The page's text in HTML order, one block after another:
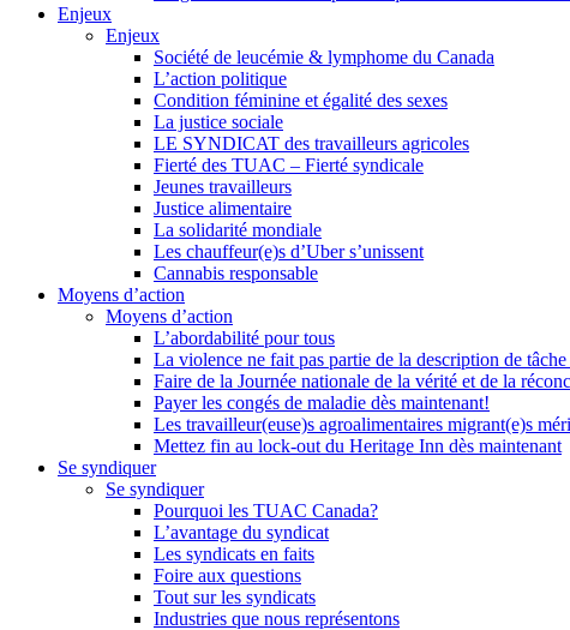
Enjeux
Enjeux
Société de leucémie & lymphome du Canada
L’action politique
Condition féminine et égalité des sexes
La justice sociale
LE SYNDICAT des travailleurs agricoles
Fierté des TUAC – Fierté syndicale
Jeunes travailleurs
Justice alimentaire
La solidarité mondiale
Les chauffeur(e)s d’Uber s’unissent
Cannabis responsable
Moyens d’action
Moyens d’action
L’abordabilité pour tous
La violence ne fait pas partie de la description de
Faire de la Journée nationale de la vérité et de la
Payer les congés de maladie dès maintenant!
Les travailleur(euse)s agroalimentaires migrant(e)s
Mettez fin au lock-out du Heritage Inn dès maintenant
Se syndiquer
Se syndiquer
Pourquoi les TUAC Canada?
L’avantage du syndicat
Les syndicats en faits
Foire aux questions
Tout sur les syndicats
Industries que nous représentons